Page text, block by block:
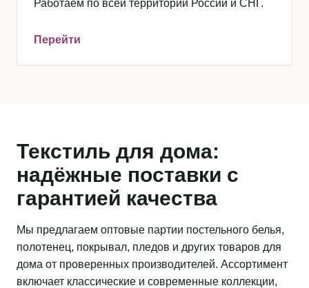
Работаем по всей территории России и СНГ.
Перейти
Текстиль для дома:
надёжные поставки с
гарантией качества
Мы предлагаем оптовые партии постельного белья,
полотенец, покрывал, пледов и других товаров для
дома от проверенных производителей. Ассортимент
включает классические и современные коллекции,